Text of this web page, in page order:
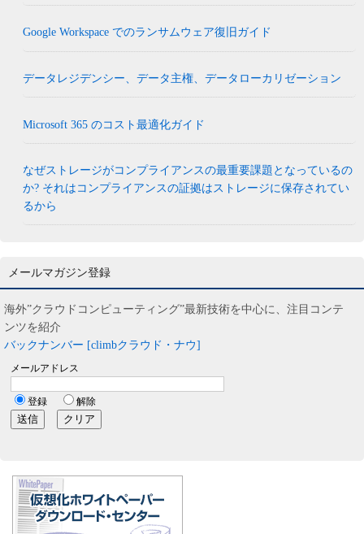
Google Workspace でのランサムウェア復旧ガイド
データレジデンシー、データ主権、データローカリゼーション
Microsoft 365 のコスト最適化ガイド
なぜストレージがコンプライアンスの最重要課題となっているの
か? それはコンプライアンスの証拠はストレージに保存されてい
るから
メールマガジン登録
海外”クラウドコンピューティング”最新技術を中心に、注目コンテ
ンツを紹介
バックナンバー [climbクラウド・ナウ]